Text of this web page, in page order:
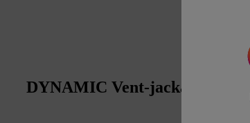
DYNAMIC Vent-jacka: